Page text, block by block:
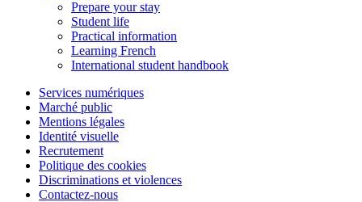
Prepare your stay
Student life
Practical information
Learning French
International student handbook
Services numériques
Marché public
Mentions légales
Identité visuelle
Recrutement
Politique des cookies
Discriminations et violences
Contactez-nous